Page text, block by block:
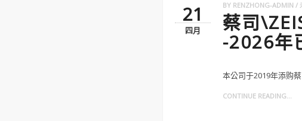
21
四月
BY RENZHONG-ADMIN
蔡司
-2026年
本公司于2019年添购
CONTINUE READING...